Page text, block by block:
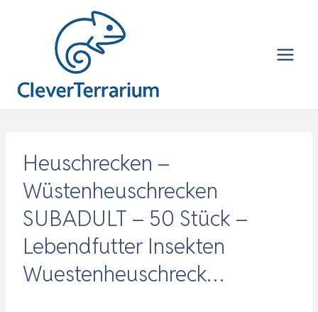
Heuschrecken –
Wüstenheuschrecken
SUBADULT – 50 Stück –
Lebendfutter Insekten
Wuestenheuschreck…